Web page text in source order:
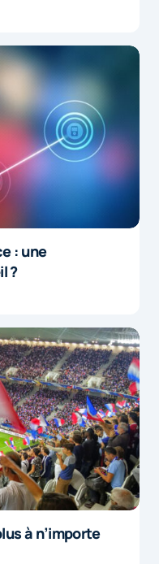
: une
?
à n’importe